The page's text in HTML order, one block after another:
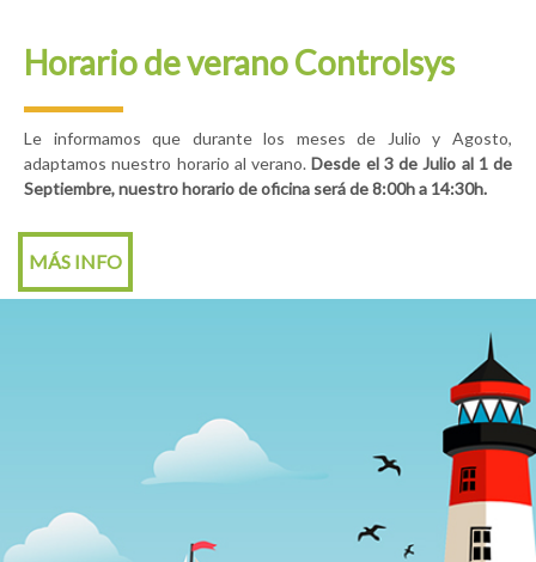
Horario de verano Controlsys
Le informamos que durante los meses de Julio y Agosto,
adaptamos nuestro horario al verano.Desde el 3 de Julio al 1 de
Septiembre, nuestro horario de oficina será de 8:00h a 14:30h.
MÁS INFO